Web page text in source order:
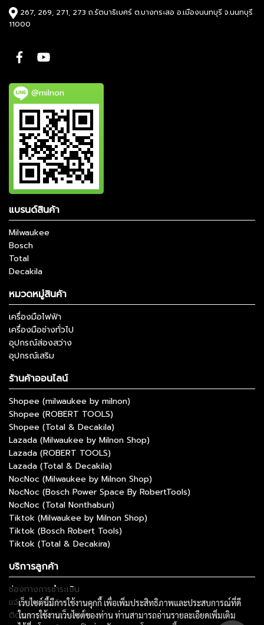
267, 269, 271, 273 ถ.รัตนาธิเบศร์ ต.บางกระสอ อ.เมืองนนทบุรี จ.นนทบุรี
11000
@milnon
แบรนด์สินค้า
Milwaukee
Bosch
Total
Decakila
หมวดหมู่สินค้า
เครื่องมือไฟฟ้า
เครื่องมือช่างทั่วไป
อุปกรณ์ส่องสว่าง
อุปกรณ์เสริม
ร้านค้าออนไลน์
Shopee (milwaukee by milnon)
Shopee (ROBERT TOOLS)
Shopee (Total & Decakila)
Lazada (Milwaukee by Milnon Shop)
Lazada (ROBERT TOOLS)
Lazada (Total & Decakila)
NocNoc (Milwaukee by Milnon Shop)
NocNoc (Bosch Power Space By RobertTools)
NocNoc (Total Nonthaburi)
Tiktok (Milwaukee by Milnon Shop)
Tiktok (Bosch Robert Tools)
Tiktok (Total & Decakira)
บริการลูกค้า
ช่องทางการชำระเงิน
แจ้งการชำระเงิน
ติดตามสถานะการสั่งซื้อ
เว็บไซต์นี้มีการใช้งานคุกกี้ เพื่อเพิ่มประสิทธิภาพและประสบการณ์ที่ดี
ในการใช้งานเว็บไซต์ของท่าน ท่านสามารถอ่านรายละเอียดเพิ่มเติม